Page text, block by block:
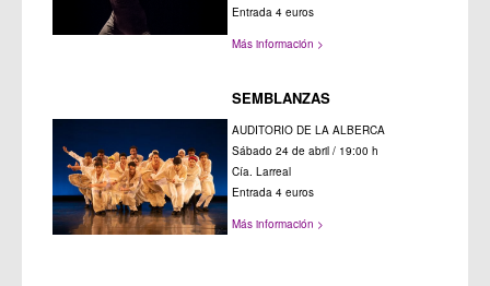
Entrada 4 euros
Más información >
SEMBLANZAS
AUDITORIO DE LA ALBERCA
Sábado 24 de abril / 19:00 h
Cía. Larreal
Entrada 4 euros
Más información >